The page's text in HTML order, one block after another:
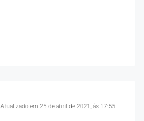
Atualizado em 25 de abril de 2021, às 17:55